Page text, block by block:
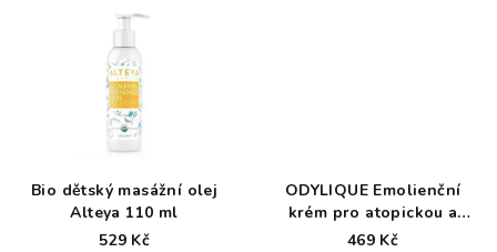
Bio dětský masážní olej
Alteya 110 ml
529 Kč
ODYLIQUE Emolienční
krém pro atopickou a
citlivou pokožku - BABY
469 Kč